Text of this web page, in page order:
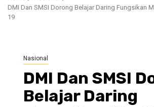
DMI Dan SMSI Dorong Belajar Daring Fungsikan
19
Nasional
DMI Dan SMSI
Belajar Daring